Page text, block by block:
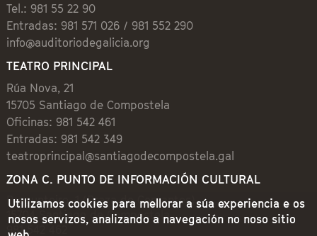
Tel.: 981 55 22 90
Entradas: 981 571 026 / 981 552 290
info@auditoriodegalicia.org
TEATRO PRINCIPAL
Rúa Nova, 21
15705 Santiago de Compostela
Oficinas: 981 542 461
Entradas: 981 542 349
teatroprincipal@santiagodecompostela.gal
ZONA C. PUNTO DE INFORMACIÓN CULTURAL
Preguntoiro, 1 (Praza de Cervantes)
15704 Santiago de Compostela
981 542 462
Utilizamos cookies para mellorar a súa experiencia e os
nosos servizos, analizando a navegación no noso sitio